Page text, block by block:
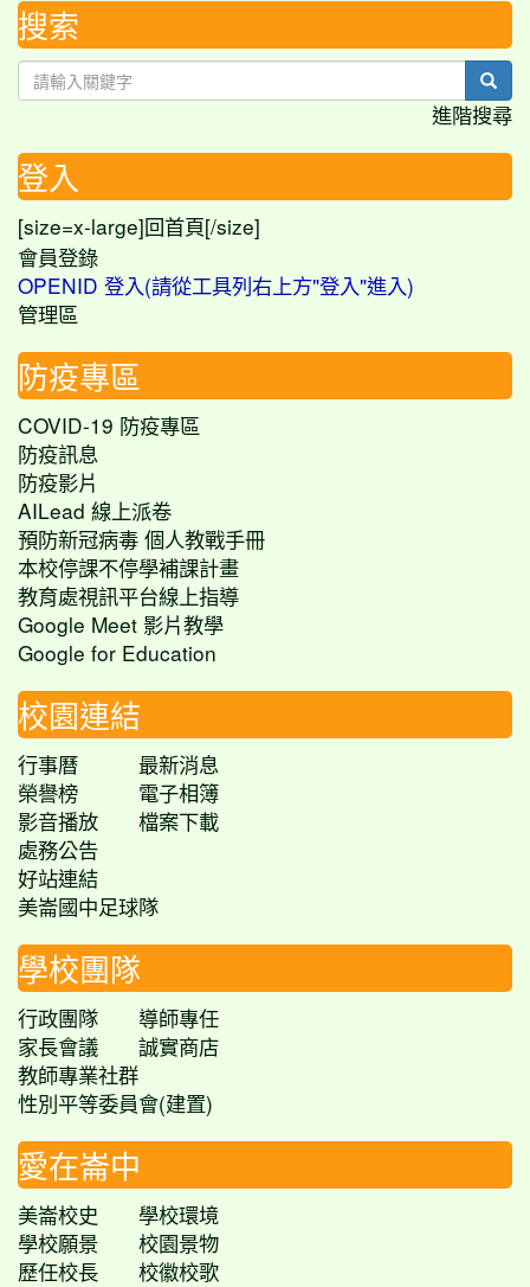
搜索
進階搜尋
登入
[size=x-large] 回首頁[/size]
會員登錄
OPENID 登入(請從工具列右上方"登入"進入)
管理區
防疫專區
COVID-19 防疫專區
防疫訊息
防疫影片
AILead 線上派卷
預防新冠病毒 個人教戰手冊
本校停課不停學補課計畫
教育處視訊平台線上指導
Google Meet 影片教學
Google for Education
校園連結
行事曆
最新消息
榮譽榜
電子相簿
影音播放
檔案下載
處務公告
好站連結
美崙國中足球隊
學校團隊
行政團隊
導師專任
家長會議
誠實商店
教師專業社群
性別平等委員會(建置)
愛在崙中
美崙校史
學校環境
學校願景
校園景物
歷任校長
校徽校歌